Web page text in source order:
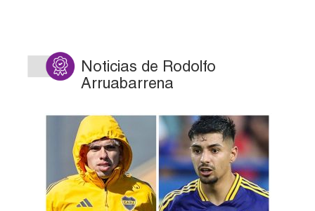
Noticias de Rodolfo
Arruabarrena